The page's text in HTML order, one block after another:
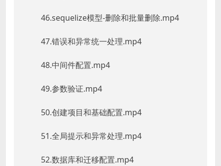
46.sequelize模型-删除和批量删除.mp4
47.错误和异常统一处理.mp4
48.中间件配置.mp4
49.参数验证.mp4
50.创建项目和基础配置.mp4
51.全局提示和异常处理.mp4
52.数据库和迁移配置.mp4